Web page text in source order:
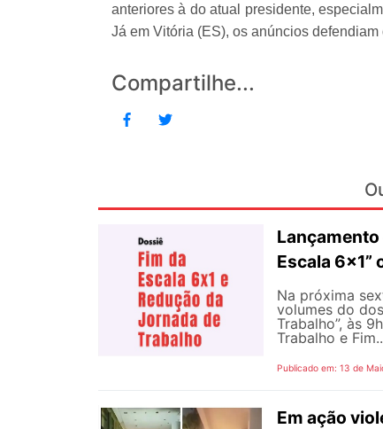
anteriores à do atual presidente,
Já em Vitória (ES), os anúncios
Compartilhe...
Lançamento
Escala 6×1”
Na próxima
volumes do
Trabalho”, às
Trabalho e
Publicado em: 13 de
Em ação